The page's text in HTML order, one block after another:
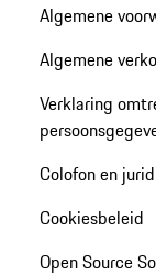
Algemene
Algemene
Verklaring
Colofon en
Cookiesbeleid
Open Source